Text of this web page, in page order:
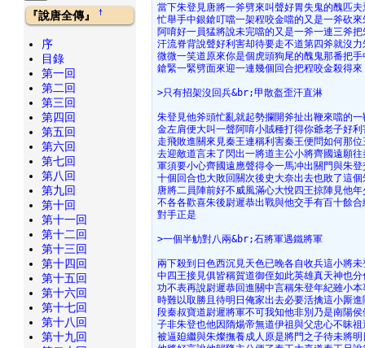
當下朱登見唐將一斧劈來叫聲好胃失鬼的醜匹
忙舉手中銀鎗叮噹一架程咬金噹的又是一斧砍
阿唷好一員猛將說未完噹的又是一斧一連三斧
汗流脊背說聲好利害却待要走不道第四斧就沒力
微微一笑道原來你是個虎頭狗尾的醜鬼那番把
鎗緊一緊劈面來迎一連幾個回合把程咬金殺得來
>只有招架沒回兵&br;甲散盔歪汗直淋
朱登見他斧頭忙亂就起勢攔開斧扯出鞭來噹的
金左肩便大叫一聲阿唷小賊種打得你爺老子好
走飛敗進關來見秦王連稱利害秦王便問如何那
去迎敵道言未了閃出一將道主公小將齊國遠願
軍須要小心齊國遠應聲得令一馬冲出關門與朱
十個回合也大敗回關次後史大奈出去也敗了這
唐將二員陣前好不威風滿心大悅四王掠陣見他
不各各歡喜朱後尉遲恭出戰與他交手有百十餘
對手正是
>一個半觔對八兩&br;石將軍遇鐵將軍
兩下殺到日色西沉見天色已晚各自收兵這小將
中四王接見俱皆稱賀道御侄如此英雄真天神也
功不表再說尉遲恭回進關中言稱朱登年紀雖小
時難以取勝且待明日俺家出去必要活擒這小厮
段秦叔寶道尉遲將軍不可我知他非別乃是南陽
子非朱登也他因隋煬帝無道伊祖與父忠心不昧
被逼廹繼與朱燦撫養成人原是將門之子待未將
『說唐全傳』†
序
目錄
第一回
第二回
第三回
第四回
第五回
第六回
第七回
第八回
第九回
第十回
第十一回
第十二回
第十三回
第十四回
第十五回
第十六回
第十七回
第十八回
第十九回